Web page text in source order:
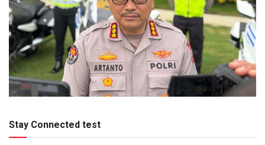
Stay Connected test